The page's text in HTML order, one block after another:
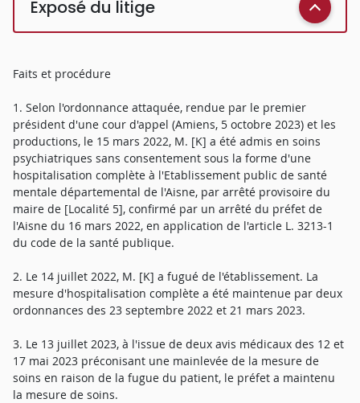
Exposé du litige
Faits et procédure
1. Selon l'ordonnance attaquée, rendue par le premier
président d'une cour d'appel (Amiens, 5 octobre 2023) et les
productions, le 15 mars 2022, M. [K] a été admis en soins
psychiatriques sans consentement sous la forme d'une
hospitalisation complète à l'Etablissement public de santé
mentale départemental de l'Aisne, par arrêté provisoire du
maire de [Localité 5], confirmé par un arrêté du préfet de
l'Aisne du 16 mars 2022, en application de l'article L. 3213-1
du code de la santé publique.
2. Le 14 juillet 2022, M. [K] a fugué de l'établissement. La
mesure d'hospitalisation complète a été maintenue par deux
ordonnances des 23 septembre 2022 et 21 mars 2023.
3. Le 13 juillet 2023, à l'issue de deux avis médicaux des 12 et
17 mai 2023 préconisant une mainlevée de la mesure de
soins en raison de la fugue du patient, le préfet a maintenu
la mesure de soins.